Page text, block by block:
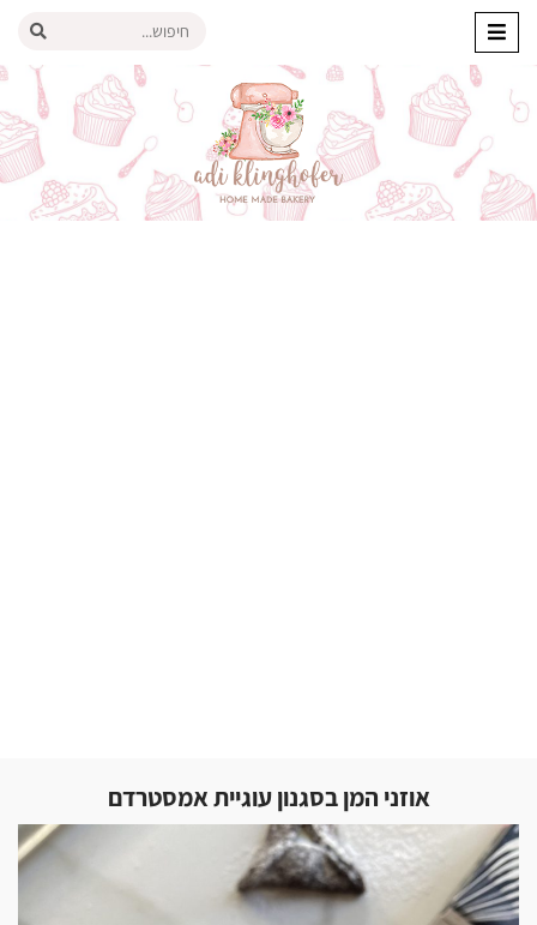
אוזני המן בסגנון עוגיית אמסטרדם